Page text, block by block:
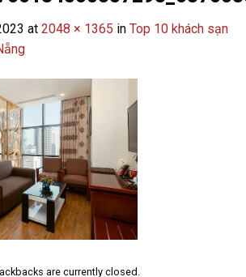
at 2048 × 1365 in Top 10 khách sạn
are currently closed.